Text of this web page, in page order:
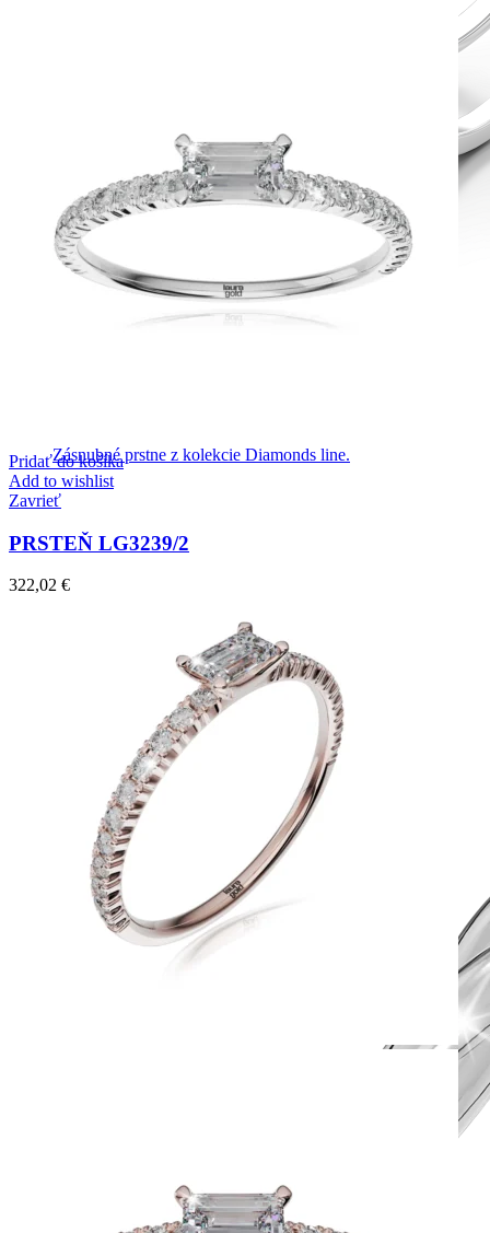
Zásnubné prstne z kolekcie Diamonds line.
Pridať do košíka
Add to wishlist
Zavrieť
PRSTEŇ LG3239/2
322,02 €